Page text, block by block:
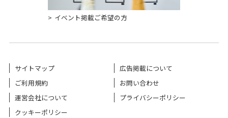
イベント掲載ご希望の方
サイトマップ
広告掲載について
ご利用規約
お問い合わせ
運営会社について
プライバシーポリシー
クッキーポリシー